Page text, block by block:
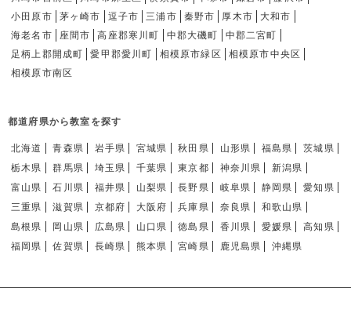
小田原市
茅ヶ崎市 逗子市 三浦市 秦野市 厚木市
大和市
海老名市
座間市 高座郡寒川町 中郡大磯町
中郡二宮町
足柄上郡開成町
愛甲郡愛川町 相模原市緑区
相模原市中央区
相模原市南区
都道府県から教室を探す
北海道 青森県 岩手県 宮城県 秋田県 山形県 福島県
茨城県
栃木県
群馬県 埼玉県 千葉県 東京都 神奈川県
新潟県
富山県
石川県 福井県 山梨県 長野県 岐阜県 静岡県
愛知県
三重県
滋賀県 京都府 大阪府 兵庫県 奈良県
和歌山県
島根県
岡山県 広島県 山口県 徳島県 香川県 愛媛県
高知県
福岡県
佐賀県 長崎県 熊本県 宮崎県 鹿児島県 沖縄県